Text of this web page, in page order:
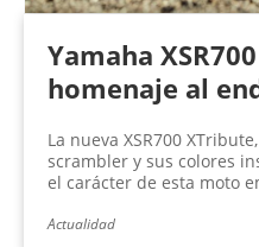
Yamaha
homenaje al
La nueva XSR700
scrambler y sus colores
el carácter de esta moto
Actualidad